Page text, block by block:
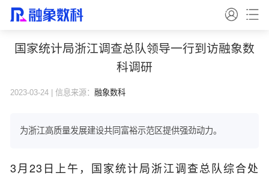
国家统计局浙江调查总队领导一行到访融象数
科调研
2023-03-24 | 信息来源： 融象数科
为浙江高质量发展建设共同富裕示范区提供强劲动力。
3月23日上午，国家统计局浙江调查总队综合处